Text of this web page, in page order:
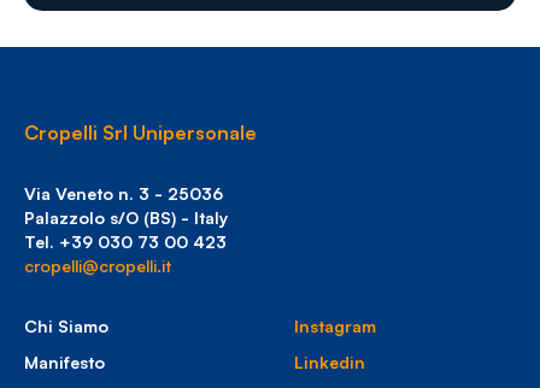
Cropelli Srl Unipersonale
Via Veneto n. 3 - 25036
Palazzolo s/O (BS) - Italy
Tel. +39 030 73 00 423
cropelli@cropelli.it
Chi Siamo
Manifesto
Instagram
Linkedin